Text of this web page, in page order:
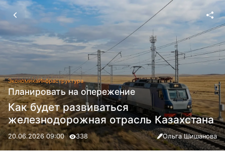
ЭкономикаИнфраструктура
Планировать на опережение
Как будет развиваться
железнодорожная отрасль Казахстана
20.06.2026 09:00 338 Ольга Шишанова